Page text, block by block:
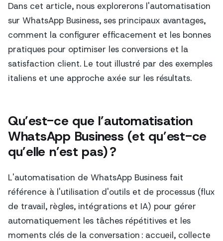
Dans cet article, nous explorerons l'automatisation
sur WhatsApp Business, ses principaux avantages,
comment la configurer efficacement et les bonnes
pratiques pour optimiser les conversions et la
satisfaction client. Le tout illustré par des exemples
italiens et une approche axée sur les résultats.
Qu’est-ce que l’automatisation
WhatsApp Business (et qu’est-ce
qu’elle n’est pas) ?
L'automatisation de WhatsApp Business fait
référence à l'utilisation d'outils et de processus (flux
de travail, règles, intégrations et IA) pour gérer
automatiquement les tâches répétitives et les
moments clés de la conversation : accueil, collecte